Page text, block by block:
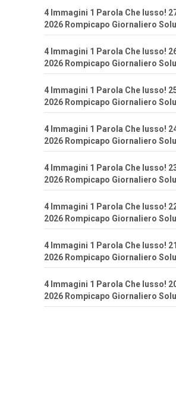
4 Immagini 1 Parola Che lusso!
2026 Rompicapo Giornaliero
4 Immagini 1 Parola Che lusso!
2026 Rompicapo Giornaliero
4 Immagini 1 Parola Che lusso!
2026 Rompicapo Giornaliero
4 Immagini 1 Parola Che lusso!
2026 Rompicapo Giornaliero
4 Immagini 1 Parola Che lusso!
2026 Rompicapo Giornaliero
4 Immagini 1 Parola Che lusso!
2026 Rompicapo Giornaliero
4 Immagini 1 Parola Che lusso!
2026 Rompicapo Giornaliero
4 Immagini 1 Parola Che lusso!
2026 Rompicapo Giornaliero